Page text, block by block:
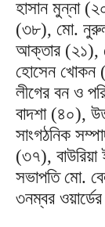
হাসান মুন্না
(৩৮), মো. নুরুল
আক্তার
হোসেন খোকন
লীগের বন ও
বাদশা (৪০),
সাংগঠনিক
(৩৭), বাউরিয়া
সভাপতি মো.
৩নম্বর